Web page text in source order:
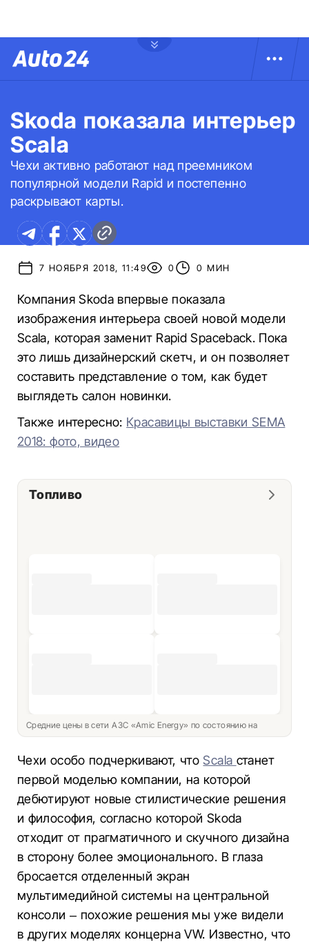
Skoda показала интерьер
Scala
Чехи активно работают над преемником
популярной модели Rapid и постепенно
раскрывают карты.
7 НОЯБРЯ 2018, 11:49 0 0 МИН
Компания Skoda впервые показала
изображения интерьера своей новой модели
Scala, которая заменит Rapid Spaceback. Пока
это лишь дизайнерский скетч, и он позволяет
составить представление о том, как будет
выглядеть салон новинки.
Также интересно: Красавицы выставки SEMA
2018: фото, видео
Топливо
Средние цены в сети АЗС «Amic Energy» по состоянию на
Чехи особо подчеркивают, чтоScala станет
первой моделью компании, на которой
дебютируют новые стилистические решения
и философия, согласно которой Skoda
отходит от прагматичного и скучного дизайна
в сторону более эмоционального. В глаза
бросается отделенный экран
мультимедийной системы на центральной
консоли – похожие решения мы уже видели
в других моделях концерна VW. Известно, что